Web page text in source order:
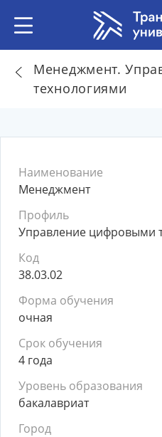
Менеджмент.
технологиями
Наименование
Менеджмент
Профиль
Управление цифровыми
Код
38.03.02
Форма обучения
очная
Срок обучения
4 года
Уровень образования
бакалавриат
Город